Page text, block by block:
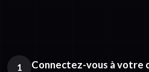
1 Connectez-vous à votre